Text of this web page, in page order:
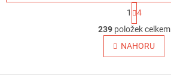
O
v
l
á
S
t
r
á
n
k
v
1
4
239položek celkem
NAHORU